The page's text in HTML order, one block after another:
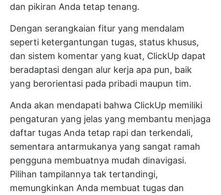
dan pikiran Anda tetap tenang.
Dengan serangkaian fitur yang mendalam
seperti ketergantungan tugas, status khusus,
dan sistem komentar yang kuat, ClickUp dapat
beradaptasi dengan alur kerja apa pun, baik
yang berorientasi pada pribadi maupun tim.
Anda akan mendapati bahwa ClickUp memiliki
pengaturan yang jelas yang membantu menjaga
daftar tugas Anda tetap rapi dan terkendali,
sementara antarmukanya yang sangat ramah
pengguna membuatnya mudah dinavigasi.
Pilihan tampilannya tak tertandingi,
memungkinkan Anda membuat tugas dan